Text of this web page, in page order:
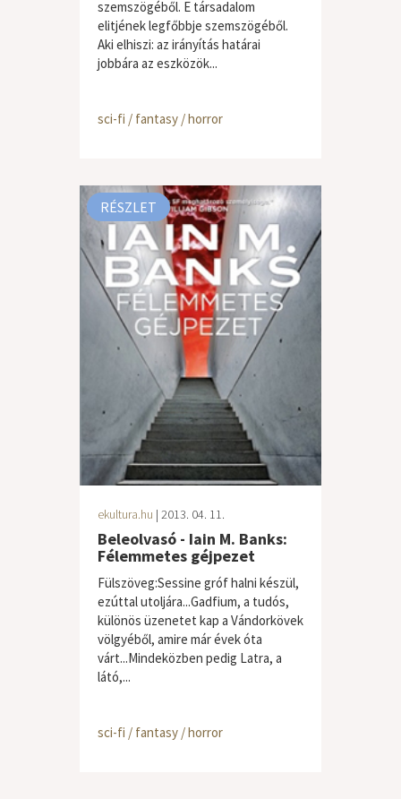
szemszögéből. E társadalom
elitjének legfőbbje szemszögéből.
Aki elhiszi: az irányítás határai
jobbára az eszközök...
sci-fi / fantasy / horror
RÉSZLET
ekultura.hu | 2013. 04. 11.
Beleolvasó - Iain M. Banks:
Félemmetes géjpezet
Fülszöveg:Sessine gróf halni készül,
ezúttal utoljára...Gadfium, a tudós,
különös üzenetet kap a Vándorkövek
völgyéből, amire már évek óta
várt...Mindeközben pedig Latra, a
látó,...
sci-fi / fantasy / horror